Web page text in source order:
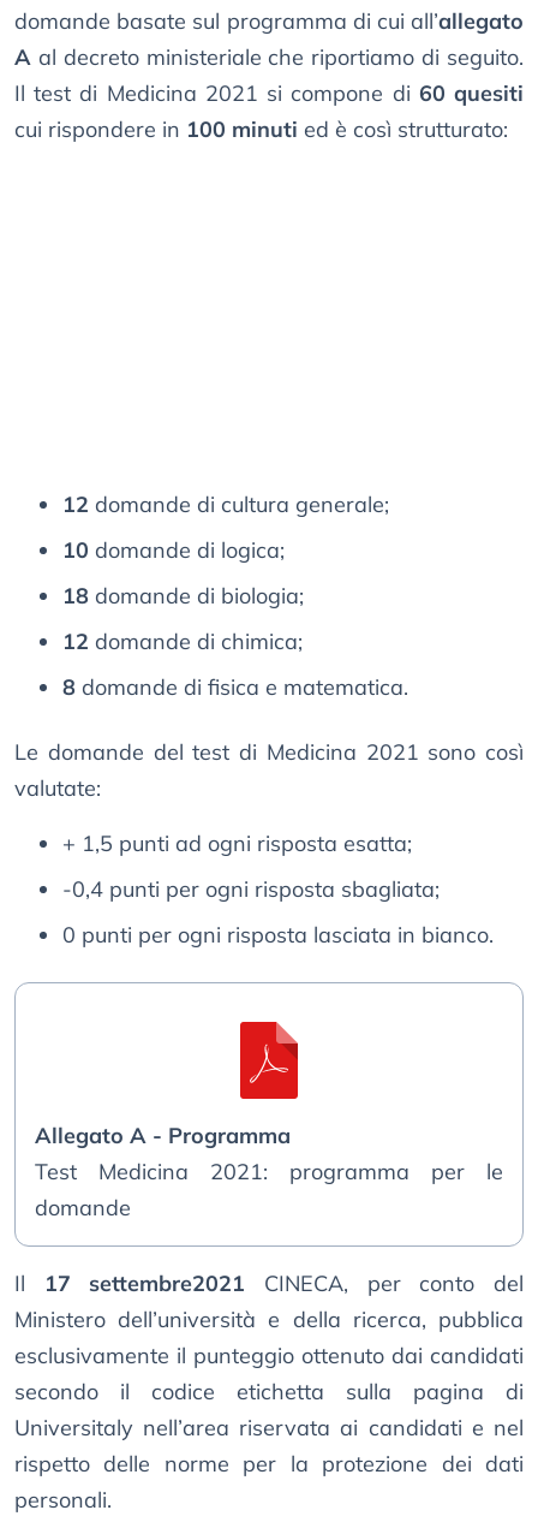
domande basate sul programma di cui all’allegato
A al decreto ministeriale che riportiamo di seguito.
Il test di Medicina 2021 si compone di 60 quesiti
cui rispondere in 100 minuti ed è così strutturato:
12 domande di cultura generale;
10 domande di logica;
18 domande di biologia;
12 domande di chimica;
8 domande di fisica e matematica.
Le domande del test di Medicina 2021 sono così
valutate:
+ 1,5 punti ad ogni risposta esatta;
-0,4 punti per ogni risposta sbagliata;
0 punti per ogni risposta lasciata in bianco.
Allegato A - Programma
Test Medicina 2021: programma per le
domande
Il 17 settembre2021 CINECA, per conto del
Ministero dell’università e della ricerca, pubblica
esclusivamente il punteggio ottenuto dai candidati
secondo il codice etichetta sulla pagina di
Universitaly nell’area riservata ai candidati e nel
rispetto delle norme per la protezione dei dati
personali.